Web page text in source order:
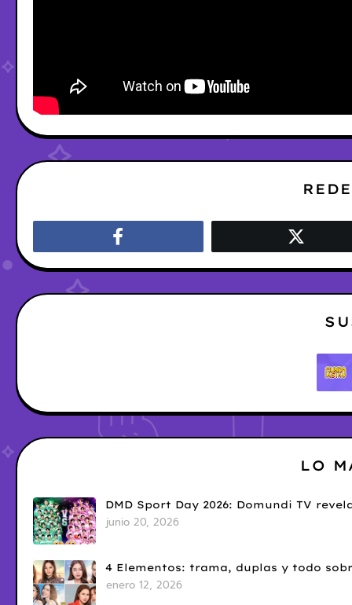
LO
DMD Sport Day 2026: Domundi TV
junio 20, 2026
4 Elementos: trama, duplas y todo
enero 12, 2026